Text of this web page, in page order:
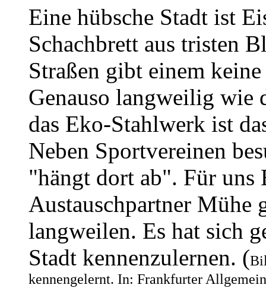
Eine hübsche Stadt ist
Schachbrett aus tristen
Straßen gibt einem
Genauso langweilig wie
das Eko-Stahlwerk ist
Neben Sportvereinen
"hängt dort ab". Für uns
Austauschpartner Mühe
langweilen. Es hat sich
Stadt kennenzulernen. (
kennengelernt. In: Frankfurter